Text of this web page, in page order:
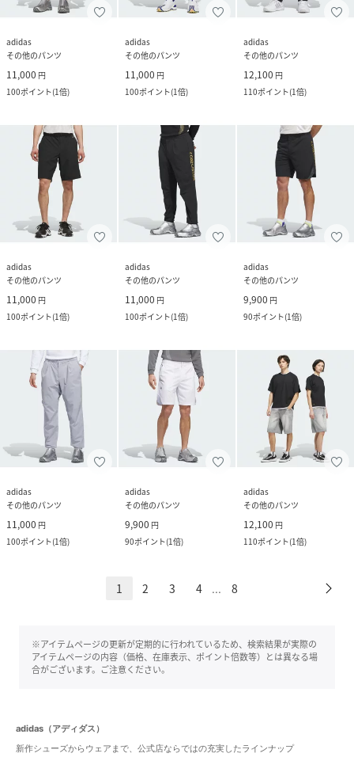
adidas
その他のパンツ
11,000 円
100ポイント(1倍)
adidas
その他のパンツ
11,000 円
100ポイント(1倍)
adidas
その他のパンツ
12,100 円
110ポイント(1倍)
adidas
その他のパンツ
11,000 円
100ポイント(1倍)
adidas
その他のパンツ
11,000 円
100ポイント(1倍)
adidas
その他のパンツ
9,900 円
90ポイント(1倍)
adidas
その他のパンツ
11,000 円
100ポイント(1倍)
adidas
その他のパンツ
9,900 円
90ポイント(1倍)
adidas
その他のパンツ
12,100 円
110ポイント(1倍)
1 2 3 4 ... 8
※アイテムページの更新が定期的に行われているため、検索結果が実際の
アイテムページの内容（価格、在庫表示、ポイント倍数等）とは異なる場
合がございます。ご注意ください。
adidas（アディダス）
新作シューズからウェアまで、公式店ならではの充実したラインナップ